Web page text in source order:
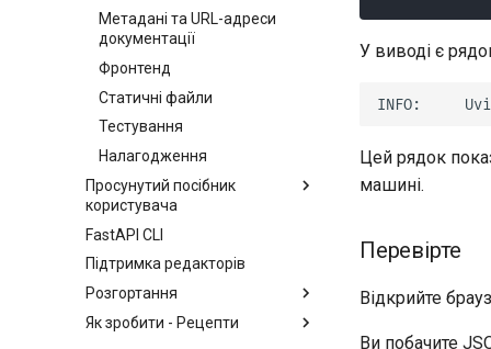
Метадані та URL-адреси
документації
Фронтенд
Статичні файли
Тестування
Налагодження
Просунутий посібник
користувача
Потокова передача даних
Додаткова конфігурація
Додаткові коди статусу
FastAPI CLI
Підтримка редакторів
Розгортання
Про версії FastAPI
Як зробити - Рецепти
У виводі є
Цей рядок
машині.
Перевірте
Відкрийте
Ви побачите